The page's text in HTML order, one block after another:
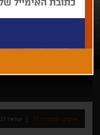
ארכיון - פסטיבל 37 ישראל 2021